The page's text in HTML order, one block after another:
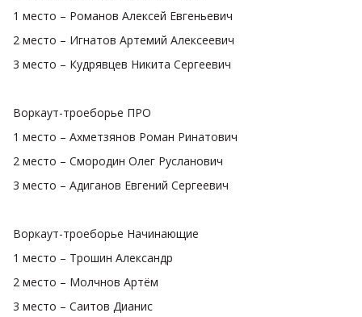
1 место – Романов Алексей Евгеньевич
2 место – Игнатов Артемий Алексеевич
3 место – Кудрявцев Никита Сергеевич
Воркаут-троеборье ПРО
1 место – Ахметзянов Роман Ринатович
2 место – Смородин Олег Русланович
3 место – Адиганов Евгений Сергеевич
Воркаут-троеборье Начинающие
1 место – Трошин Александр
2 место – Молчнов Артём
3 место – Саитов Дианис